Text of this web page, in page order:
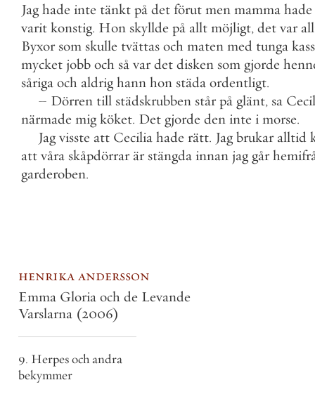
Jag hade inte tänkt på det förut men mamma hade
varit konstig. Hon skyllde på allt möjligt, det var
Byxor som skulle tvättas och maten med tunga
mycket jobb och så var det disken som gjorde
såriga och aldrig hann hon städa ordentligt.
– Dörren till städskrubben står på glänt, sa
närmade mig köket. Det gjorde den inte i morse.
Jag visste att Cecilia hade rätt. Jag brukar alltid
att våra skåpdörrar är stängda innan jag går
garderoben.
henrika andersson
Emma Gloria och de Levande
Varslarna (2006)
9. Herpes och andra
bekymmer